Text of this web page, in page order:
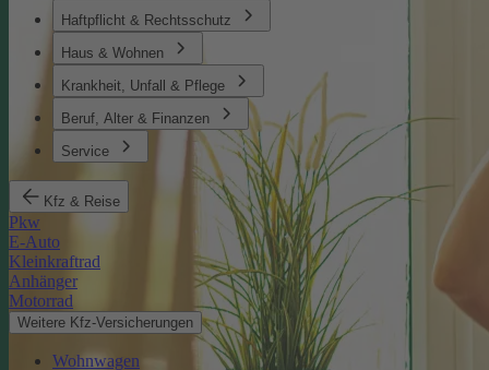
Haftpflicht & Rechtsschutz
Haus & Wohnen
Krankheit, Unfall & Pflege
Beruf, Alter & Finanzen
Service
Kfz & Reise
Pkw
E-Auto
Kleinkraftrad
Anhänger
Motorrad
Weitere Kfz-Versicherungen
Wohnwagen